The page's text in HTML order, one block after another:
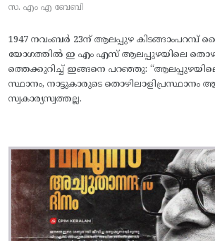
സ. എം എ ബേബി
1947 നവംബർ 23ന് ആലപ്പുഴ കിടങ്ങാംപറമ്പ്‌
യോഗത്തിൽ ഇ എം എസ് ആലപ്പുഴയിലെ
ത്തെക്കുറിച്ച് ഇങ്ങനെ പറഞ്ഞു:
സ്ഥാനം, നാട്ടുകാരുടെ തൊഴിലാളിപ്രസ്ഥാനം
സ്വകാര്യസ്വത്തല്ല.